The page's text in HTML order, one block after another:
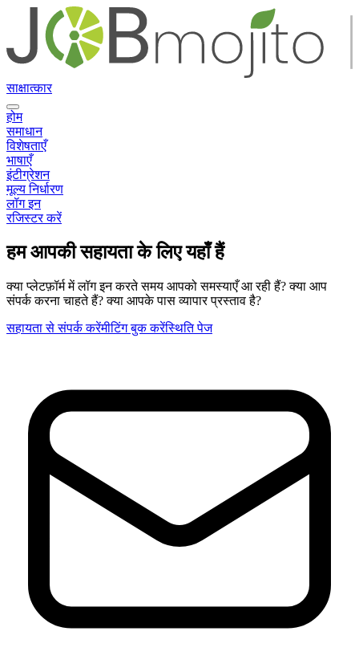
साक्षात्कार
होम
समाधान
विशेषताएँ
भाषाएँ
इंटीग्रेशन
मूल्य निर्धारण
लॉग इन
रजिस्टर करें
हम आपकी सहायता के लिए यहाँ हैं
क्या प्लेटफ़ॉर्म में लॉग इन करते समय आपको समस्याएँ आ रही हैं? क्या आप
संपर्क करना चाहते हैं? क्या आपके पास व्यापार प्रस्ताव है?
सहायता से संपर्क करेंमीटिंग बुक करेंस्थिति पेज